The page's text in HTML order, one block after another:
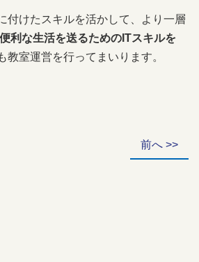
付けたスキルを活かして、より一層
便利な生活を送るためのITスキルを
教室運営を行ってまいります。
前へ >>